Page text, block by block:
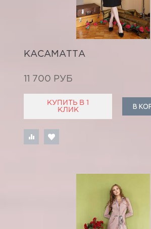
КАСАМАТТА
11 700 РУБ
КУПИТЬ В 1
КЛИК
В